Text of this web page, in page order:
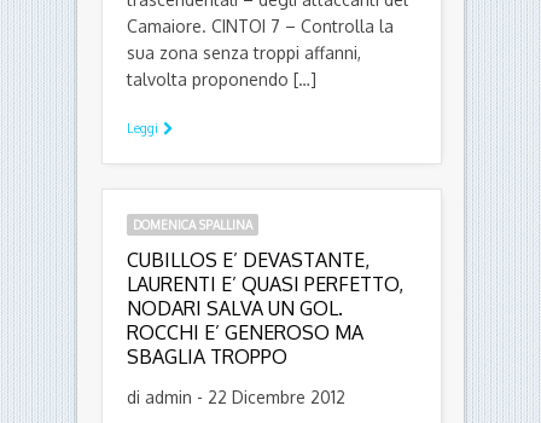
Camaiore. CINTOI 7 – Controlla la
sua zona senza troppi affanni,
talvolta proponendo […]
Leggi
DOMENICA SPALLINA
CUBILLOS E’ DEVASTANTE,
LAURENTI E’ QUASI PERFETTO,
NODARI SALVA UN GOL.
ROCCHI E’ GENEROSO MA
SBAGLIA TROPPO
di admin - 22 Dicembre 2012